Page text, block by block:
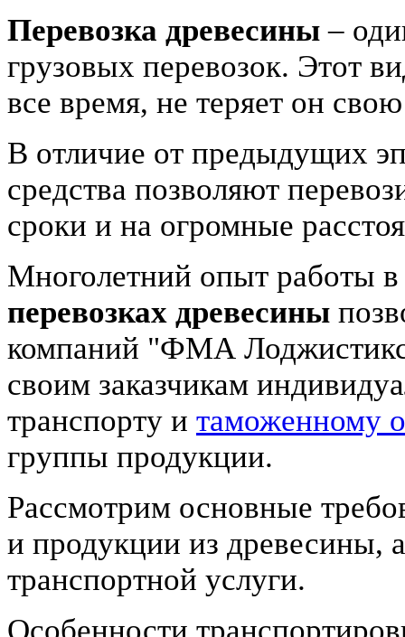
Перевозка древесины –
грузовых перевозок. Этот
все время, не теряет он
В отличие от предыдущих
средства позволяют
сроки и на огромные
Многолетний опыт работы
перевозках древесины
компаний "ФМА
своим заказчикам
транспорту и таможенному
группы продукции.
Рассмотрим основные
и продукции из древесины,
транспортной услуги.